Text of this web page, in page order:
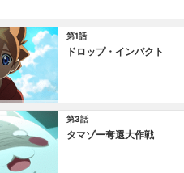
第1話
ドロップ・インパクト
第3話
タマゾー奪還大作戦